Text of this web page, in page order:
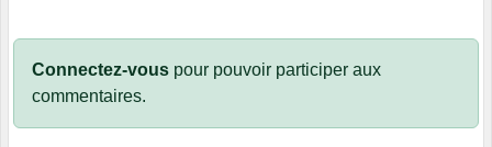
Connectez-vous pour pouvoir participer aux
commentaires.